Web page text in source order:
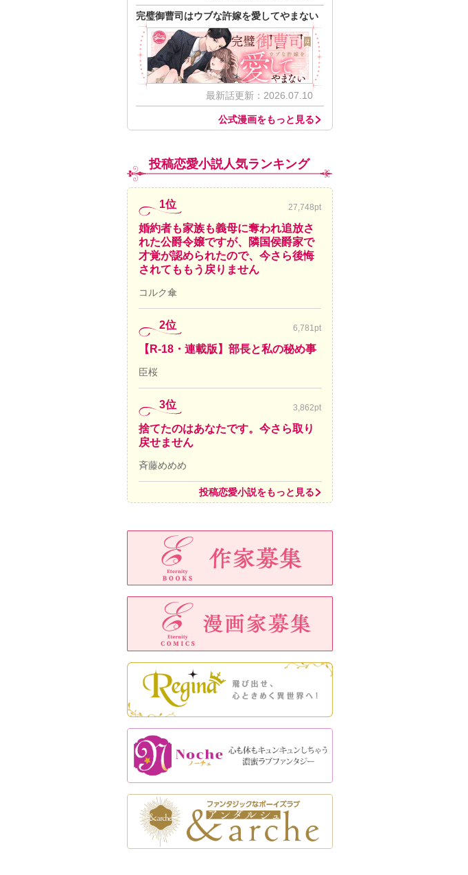
完璧御曹司はウブな許嫁を愛してやまない
最新話更新：2026.07.10
公式漫画をもっと見る
投稿恋愛小説人気ランキング
1位 27,748pt
婚約者も家族も義母に奪われ追放さ
れた公爵令嬢ですが、隣国侯爵家で
才覚が認められたので、今さら後悔
されてももう戻りません
コルク傘
2位 6,781pt
【R-18・連載版】部長と私の秘め事
臣桜
3位 3,862pt
捨てたのはあなたです。今さら取り
戻せません
斉藤めめめ
投稿恋愛小説をもっと見る